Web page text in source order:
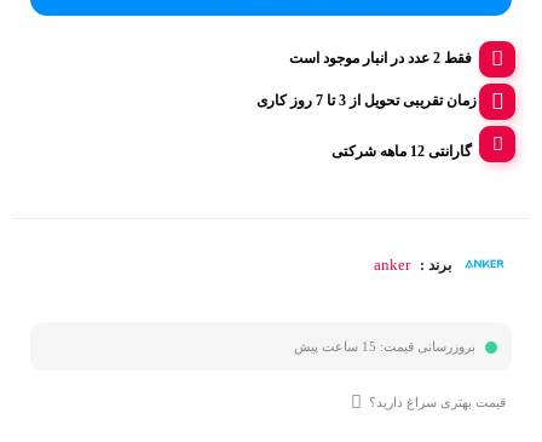
فقط 2 عدد در انبار موجود است
زمان تقریبی تحویل از 3 تا 7 روز کاری
گارانتی 12 ماهه شرکتی
برند : anker
بروزرسانی قیمت: 15 ساعت پیش
قیمت بهتری سراغ دارید؟